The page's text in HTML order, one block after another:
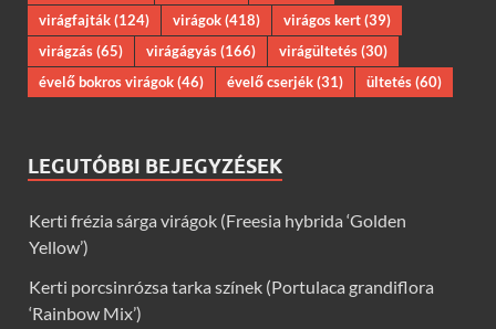
virágfajták(124) virágok(418) virágos kert(39)
virágzás(65) virágágyás(166) virágültetés(30)
évelő bokros virágok(46) évelő cserjék(31) ültetés(60)
LEGUTÓBBI BEJEGYZÉSEK
Kerti frézia sárga virágok (Freesia hybrida ‘Golden
Yellow’)
Kerti porcsinrózsa tarka színek (Portulaca grandiflora
‘Rainbow Mix’)